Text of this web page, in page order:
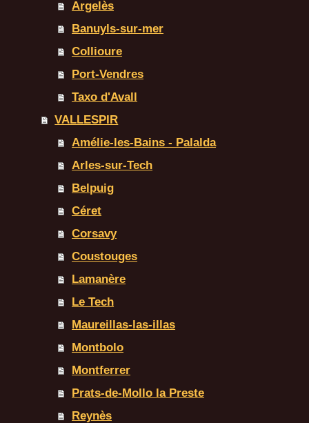
Argelès
Banuyls-sur-mer
Collioure
Port-Vendres
Taxo d'Avall
VALLESPIR
Amélie-les-Bains - Palalda
Arles-sur-Tech
Belpuig
Céret
Corsavy
Coustouges
Lamanère
Le Tech
Maureillas-las-illas
Montbolo
Montferrer
Prats-de-Mollo la Preste
Reynès